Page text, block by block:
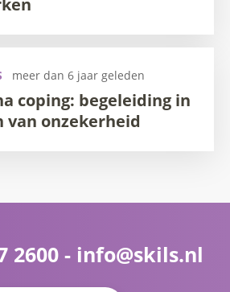
meer dan 6 jaar geleden
coping: begeleiding in
van onzekerheid
2600 - info@skils.nl